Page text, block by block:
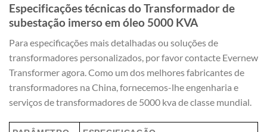
Especificações técnicas do Transformador de
subestação imerso em óleo 5000 KVA
Para especificações mais detalhadas ou soluções de
transformadores personalizados, por favor contacte Evernew
Transformer agora. Como um dos melhores fabricantes de
transformadores na China, fornecemos-lhe engenharia e
serviços de transformadores de 5000 kva de classe mundial.